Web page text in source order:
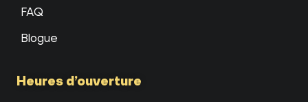
FAQ
Blogue
Heures d’ouverture